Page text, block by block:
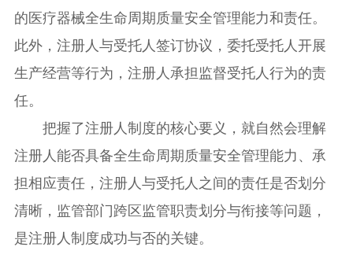
的医疗器械全生命周期质量安全管理能力和责任。
此外，注册人与受托人签订协议，委托受托人开展
生产经营等行为，注册人承担监督受托人行为的责
任。
把握了注册人制度的核心要义，就自然会理解
注册人能否具备全生命周期质量安全管理能力、承
担相应责任，注册人与受托人之间的责任是否划分
清晰，监管部门跨区监管职责划分与衔接等问题，
是注册人制度成功与否的关键。